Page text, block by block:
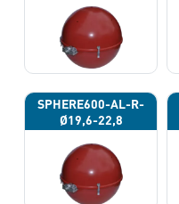
SPHERE600-AL-R-
Ø19,6-22,8